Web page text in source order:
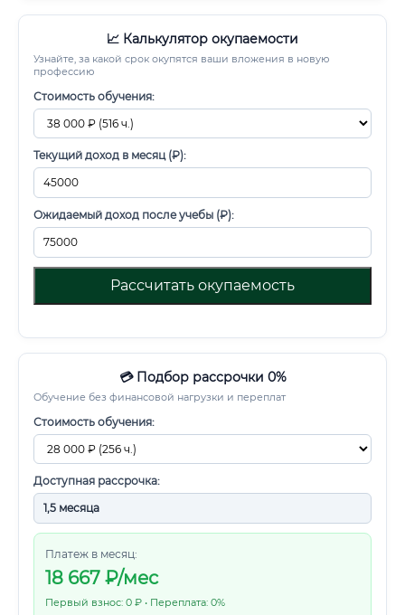
📈 Калькулятор окупаемости
Узнайте, за какой срок окупятся ваши вложения в новую
профессию
Стоимость обучения:
Текущий доход в месяц (₽):
Ожидаемый доход после учебы (₽):
Рассчитать окупаемость
💳 Подбор рассрочки 0%
Обучение без финансовой нагрузки и переплат
Стоимость обучения:
Доступная рассрочка:
Платеж в месяц:
18 667 ₽/мес
Первый взнос: 0 ₽ • Переплата: 0%